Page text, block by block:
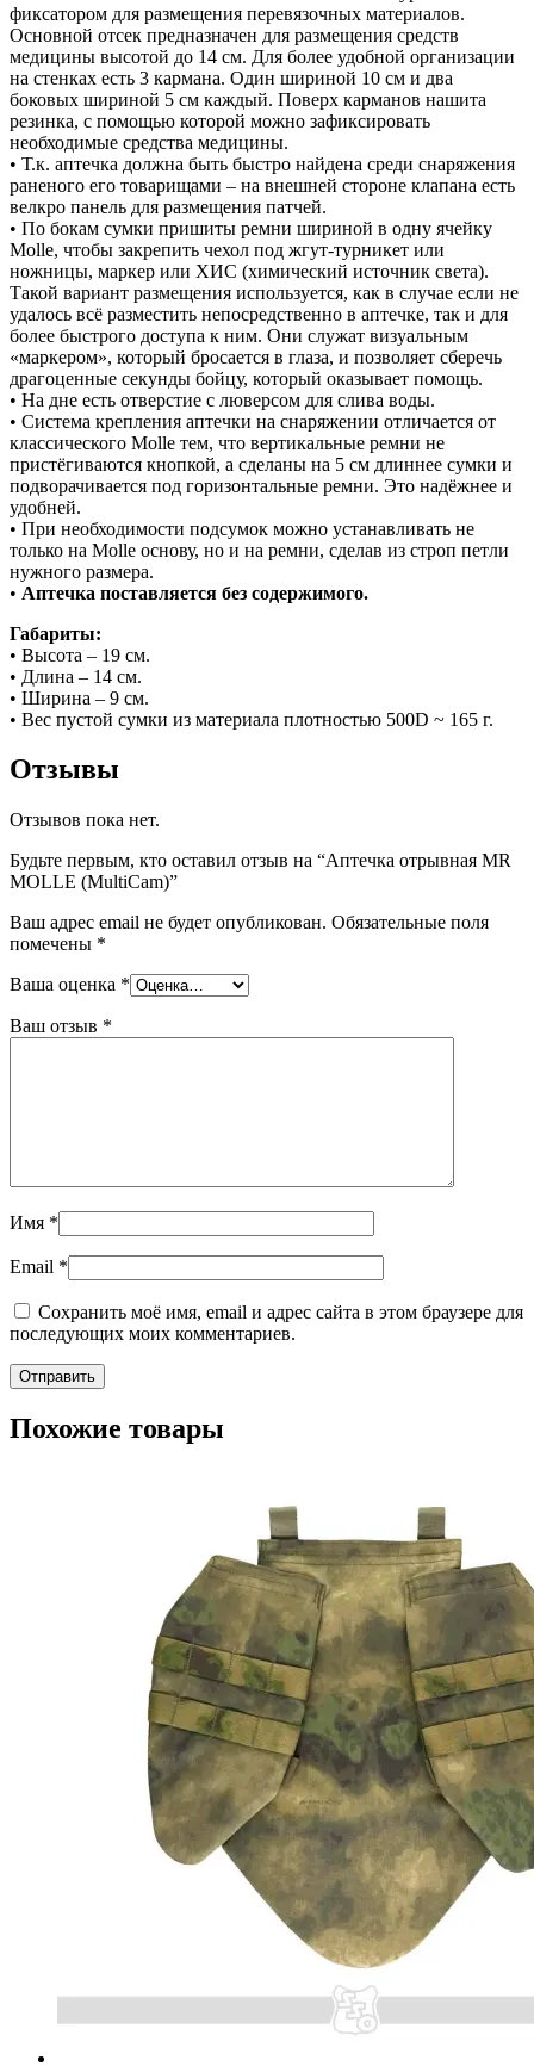
фиксатором для размещения перевязочных материалов.
Основной отсек предназначен для размещения средств
медицины высотой до 14 см. Для более удобной организации
на стенках есть 3 кармана. Один шириной 10 см и два
боковых шириной 5 см каждый. Поверх карманов нашита
резинка, с помощью которой можно зафиксировать
необходимые средства медицины.
• Т.к. аптечка должна быть быстро найдена среди снаряжения
раненого его товарищами – на внешней стороне клапана есть
велкро панель для размещения патчей.
• По бокам сумки пришиты ремни шириной в одну ячейку
Molle, чтобы закрепить чехол под жгут-турникет или
ножницы, маркер или ХИС (химический источник света).
Такой вариант размещения используется, как в случае если не
удалось всё разместить непосредственно в аптечке, так и для
более быстрого доступа к ним. Они служат визуальным
«маркером», который бросается в глаза, и позволяет сберечь
драгоценные секунды бойцу, который оказывает помощь.
• На дне есть отверстие с люверсом для слива воды.
• Система крепления аптечки на снаряжении отличается от
классического Molle тем, что вертикальные ремни не
пристёгиваются кнопкой, а сделаны на 5 см длиннее сумки и
подворачивается под горизонтальные ремни. Это надёжнее и
удобней.
• При необходимости подсумок можно устанавливать не
только на Molle основу, но и на ремни, сделав из строп петли
нужного размера.
• Аптечка поставляется без содержимого.
Габариты:
• Высота – 19 см.
• Длина – 14 см.
• Ширина – 9 см.
• Вес пустой сумки из материала плотностью 500D ~ 165 г.
Отзывы
Отзывов пока нет.
Будьте первым, кто оставил отзыв на “Аптечка отрывная MR
MOLLE (MultiCam)”
Ваш адрес email не будет опубликован. Обязательные поля
помечены *
Ваша оценка *
Ваш отзыв *
Имя *
Email *
Сохранить моё имя, email и адрес сайта в этом браузере для
последующих моих комментариев.
Похожие товары